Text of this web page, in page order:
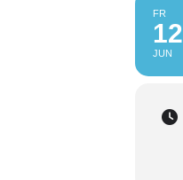
FR
12
JUN